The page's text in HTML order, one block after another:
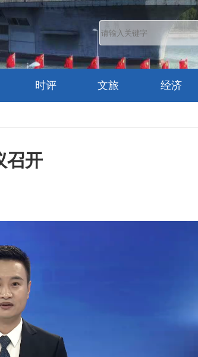
时评 文旅 经济
召开